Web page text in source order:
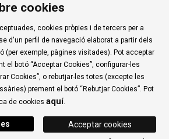
Genèrica | Alta Tercers
|
Política de privadesa | Avís Legal
|
d'ús Roca Umbert
a instagram
Link a youtubeLink a twitter
Link
cookies
cookies pròpies i de tercers per a
d'un perfil de navegació elaborat a partir dels
(per exemple, pàgines visitades). Pot acceptar
el botó “Acceptar Cookies”, configurar-les
Cookies”, o rebutjar-les totes (excepte les
prement el botó “Rebutjar Cookies”. Pot
de cookies aquí.
Acceptar cookies